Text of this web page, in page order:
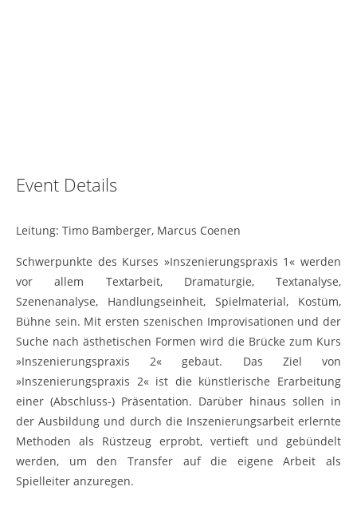
Event Details
Leitung: Timo Bamberger, Marcus Coenen
Schwerpunkte des Kurses »Inszenierungspraxis 1« werden
vor allem Textarbeit, Dramaturgie, Textanalyse,
Szenenanalyse, Handlungseinheit, Spielmaterial, Kostüm,
Bühne sein. Mit ersten szenischen Improvisationen und der
Suche nach ästhetischen Formen wird die Brücke zum Kurs
»Inszenierungspraxis 2« gebaut. Das Ziel von
»Inszenierungspraxis 2« ist die künstlerische Erarbeitung
einer (Abschluss-) Präsentation. Darüber hinaus sollen in
der Ausbildung und durch die Inszenierungsarbeit erlernte
Methoden als Rüstzeug erprobt, vertieft und gebündelt
werden, um den Transfer auf die eigene Arbeit als
Spielleiter anzuregen.